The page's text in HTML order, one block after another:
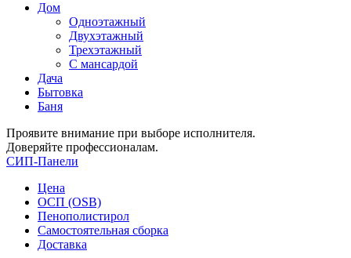
Дом
Одноэтажный
Двухэтажный
Трехэтажный
С мансардой
Дача
Бытовка
Баня
Проявите внимание при выборе исполнителя.
Доверяйте профессионалам.
СИП-Панели
Цена
ОСП (OSB)
Пенополистирол
Самостоятельная сборка
Доставка